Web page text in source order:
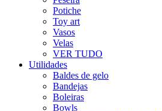
Potiche
Toy art
Vasos
Velas
VER TUDO
Utilidades
Baldes de gelo
Bandejas
Boleiras
Bowls